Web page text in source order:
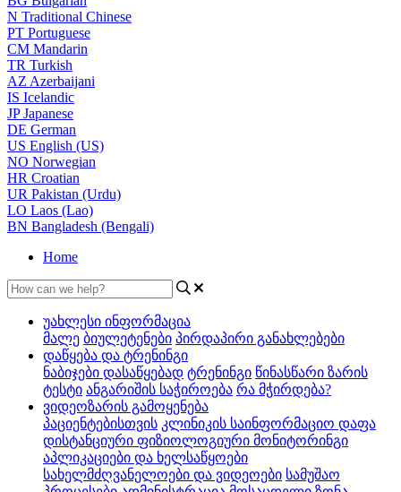
N Traditional Chinese
PT Portuguese
CM Mandarin
TR Turkish
AZ Azerbaijani
IS Icelandic
JPJapanese
DE German
US English (US)
NO Norwegian
HR Croatian
UR Pakistan (Urdu)
LO Laos (Lao)
BN Bangladesh (Bengali)
Home
უახლესი ინფორმაცია
მალე ბიულეტენები პირდაპირი განახლებები
დაწყება და ტრენინგი
ნაბიჯები დასაწყებად ტრენინგი წინასწარი ზარის
ტესტი ანგარიშის საჭიროება რა მჭირდება?
ვიდეოზარის გამოყენება
პაციენტებისთვის კლინიკის საინფორმაციო დაფა
დისტანციური ფიზიოლოგიური მონიტორინგი
აპლიკაციები და ხელსაწყოები
სახელმძღვანელოები და ვიდეოები სამუშაო